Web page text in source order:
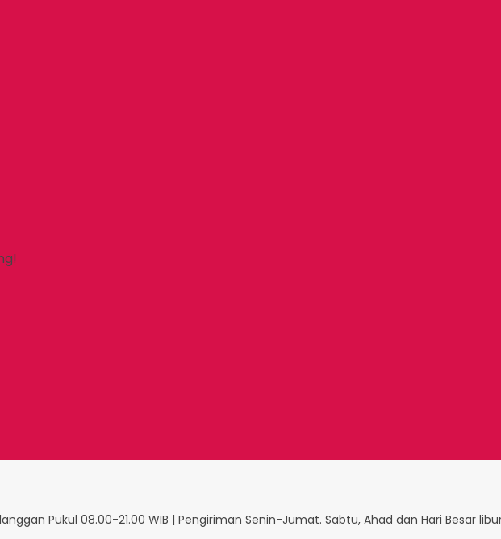
Pukul 08.00-21.00 WIB | Pengiriman Senin-Jumat. Sabtu, Ahad dan Hari Besar